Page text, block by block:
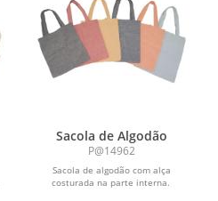
Sacola de Algodão
P@14962
Sacola de algodão com alça
costurada na parte interna.